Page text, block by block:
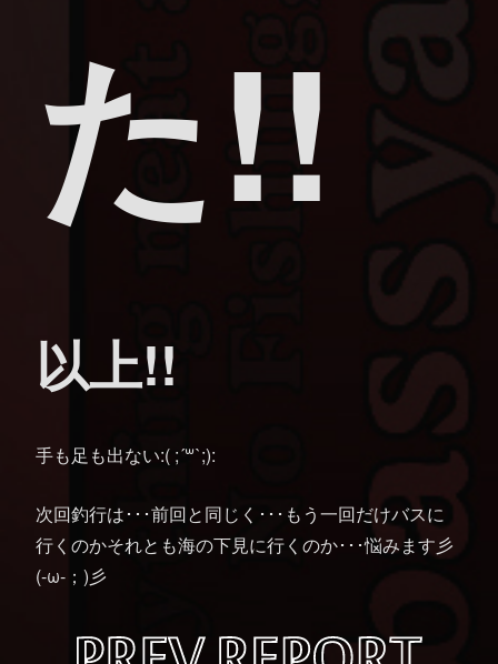
た!!
以上!!
手も足も出ない:( ;´꒳`;):
次回釣行は･･･前回と同じく･･･もう一回だけバスに
行くのかそれとも海の下見に行くのか･･･悩みます彡
(-ω-；)彡